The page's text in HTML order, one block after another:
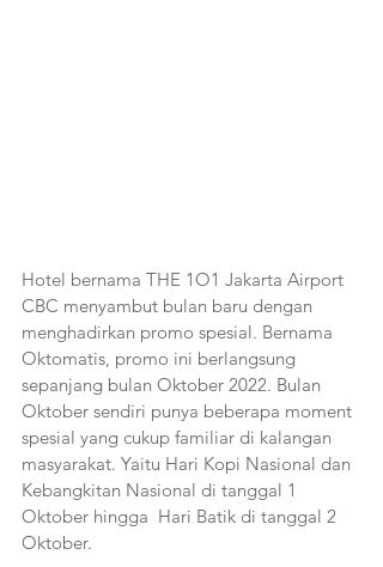
Hotel bernama THE 1O1 Jakarta Airport
CBC menyambut bulan baru dengan
menghadirkan promo spesial. Bernama
Oktomatis, promo ini berlangsung
sepanjang bulan Oktober 2022. Bulan
Oktober sendiri punya beberapa moment
spesial yang cukup familiar di kalangan
masyarakat. Yaitu Hari Kopi Nasional dan
Kebangkitan Nasional di tanggal 1
Oktober hingga  Hari Batik di tanggal 2
Oktober.